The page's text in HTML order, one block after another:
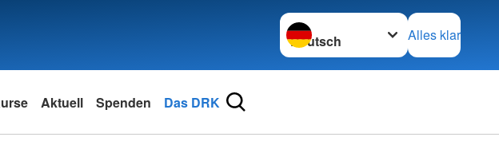
Sprache wechseln zu
Alles klar
Aktuell Spenden Das DRK